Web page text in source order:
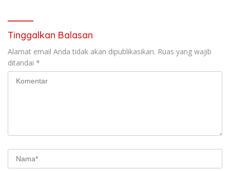
Tinggalkan Balasan
Alamat email Anda tidak akan dipublikasikan. Ruas yang wajib
ditandai *